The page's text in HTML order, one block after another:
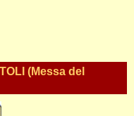
(Messa del